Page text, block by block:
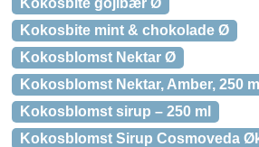
Kokosbite gojibær Ø
Kokosbite mint & chokolade Ø
Kokosblomst Nektar Ø
Kokosblomst Nektar, Amber, 250
Kokosblomst sirup – 250 ml
Kokosblomst Sirup Cosmoveda